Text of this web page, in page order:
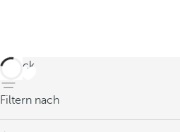
zurück
Filtern nach